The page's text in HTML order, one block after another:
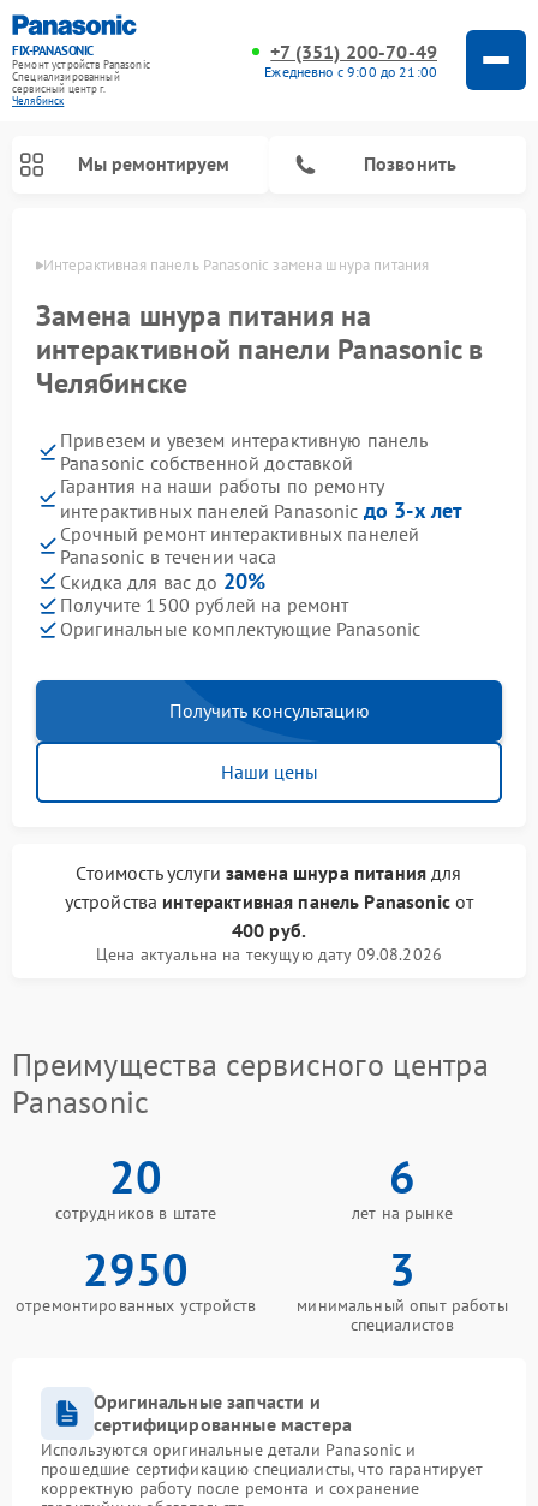
FIX-PANASONIC
Ремонт устройств Panasonic
Специализированный
cервисный центр г.
Челябинск
+7 (351) 200-70-49
Ежедневно с 9:00 до 21:00
Мы ремонтируем Позвонить
Интерактивная панель Panasonic замена шнура питания
Замена шнура питания на
интерактивной панели Panasonic в
Челябинске
Привезем и увезем интерактивную панель
Panasonic собственной доставкой
Гарантия на наши работы по ремонту
интерактивных панелей Panasonic до 3-х лет
Срочный ремонт интерактивных панелей
Panasonic в течении часа
Скидка для вас до 20%
Получите 1500 рублей на ремонт
Оригинальные комплектующие Panasonic
Получить консультацию
Наши цены
Стоимость услуги замена шнура питаниядля
устройства интерактивная панель Panasonicот
400 руб.
Цена актуальна на текущую дату 09.08.2026
Преимущества сервисного центра
Panasonic
20
сотрудников в штате
6
лет на рынке
2950
отремонтированных устройств
3
минимальный опыт работы
специалистов
Оригинальные запчасти и
сертифицированные мастера
Используются оригинальные детали Panasonic и
прошедшие сертификацию специалисты, что гарантирует
корректную работу после ремонта и сохранение